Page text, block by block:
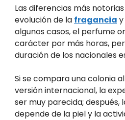
Las diferencias más
evolución de la fragancia
algunos casos, el perfume
carácter por más horas,
duración de los nacionales
Si se compara una colonia
versión internacional, la
ser muy parecida; después,
depende de la piel y la